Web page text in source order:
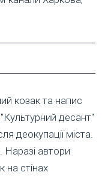
козак та напис
десант"
деокупації міста.
Наразі автори
на стінах